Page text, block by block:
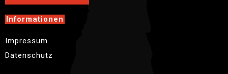
Informationen
Impressum
Datenschutz